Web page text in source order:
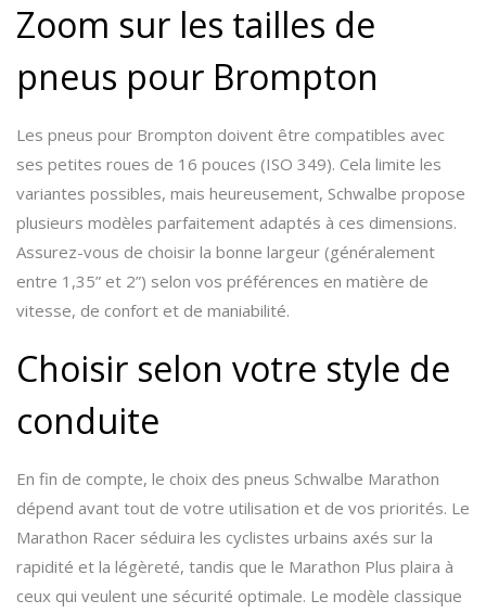
Zoom sur les tailles de
pneus pour Brompton
Les pneus pour Brompton doivent être compatibles avec
ses petites roues de 16 pouces (ISO 349). Cela limite les
variantes possibles, mais heureusement, Schwalbe propose
plusieurs modèles parfaitement adaptés à ces dimensions.
Assurez-vous de choisir la bonne largeur (généralement
entre 1,35” et 2”) selon vos préférences en matière de
vitesse, de confort et de maniabilité.
Choisir selon votre style de
conduite
En fin de compte, le choix des pneus Schwalbe Marathon
dépend avant tout de votre utilisation et de vos priorités. Le
Marathon Racer séduira les cyclistes urbains axés sur la
rapidité et la légèreté, tandis que le Marathon Plus plaira à
ceux qui veulent une sécurité optimale. Le modèle classique